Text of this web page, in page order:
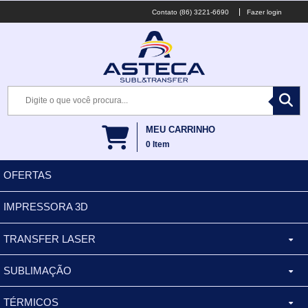
(86) 3221-6690 Fazer login
MEU CARRINHO
0 Item
OFERTAS
IMPRESSORA 3D
TRANSFER LASER
CANECA ALUMINIO
BALDES
SUBLIMAÇÃO
XÍCARA
TÉRMICOS